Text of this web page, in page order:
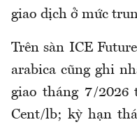
giao dịch ở mức
Trên sàn ICE
arabica cũng ghi
giao tháng 7/2026
Cent/lb; kỳ hạn